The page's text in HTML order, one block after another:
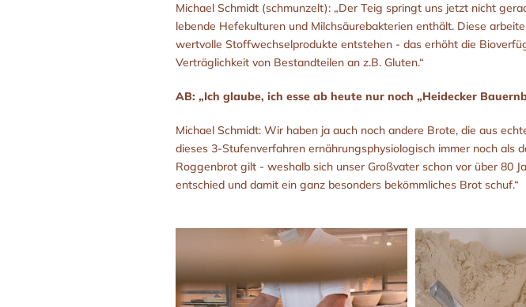
Michael Schmidt (schmunzelt): „Der Teig springt uns jetzt nicht
lebende Hefekulturen und Milchsäurebakterien enthält. Diese
wertvolle Stoffwechselprodukte entstehen - das erhöht die
Verträglichkeit von Bestandteilen an z.B. Gluten.“
AB: „Ich glaube, ich esse ab heute nur noch „Heidecker
Michael Schmidt: Wir haben ja auch noch andere Brote, die aus
dieses 3-Stufenverfahren ernährungsphysiologisch immer noch als
Roggenbrot gilt - weshalb sich unser Großvater schon vor über 80
entschied und damit ein ganz besonders bekömmliches Brot schuf.“